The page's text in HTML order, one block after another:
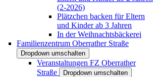
(2-2026)
Plätzchen backen für Eltern
und Kinder ab 3 Jahren
In der Weihnachtsbäckerei
Familienzentrum Oberrather Straße
Dropdown umschalten
Veranstaltungen FZ Oberrather
Straße
Dropdown umschalten